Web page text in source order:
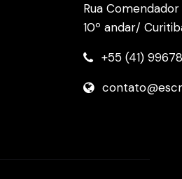
Rua
10º andar/
+55 (41)